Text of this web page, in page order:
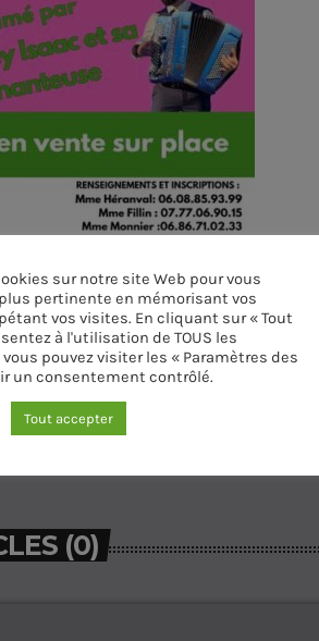
(0)
sur notre site Web pour vous
pertinente en mémorisant vos
vos visites. En cliquant sur « Tout
à l'utilisation de TOUS les
pouvez visiter les « Paramètres des
un consentement contrôlé.
Tout accepter